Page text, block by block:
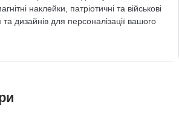
наклейки, патріотичні та військові
дизайнів для персоналізації вашого